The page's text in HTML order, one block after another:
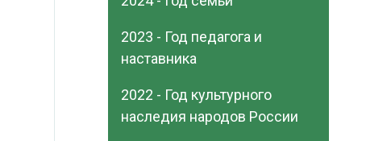
2023 - Год педагога и
наставника
2022 - Год культурного
наследия народов России